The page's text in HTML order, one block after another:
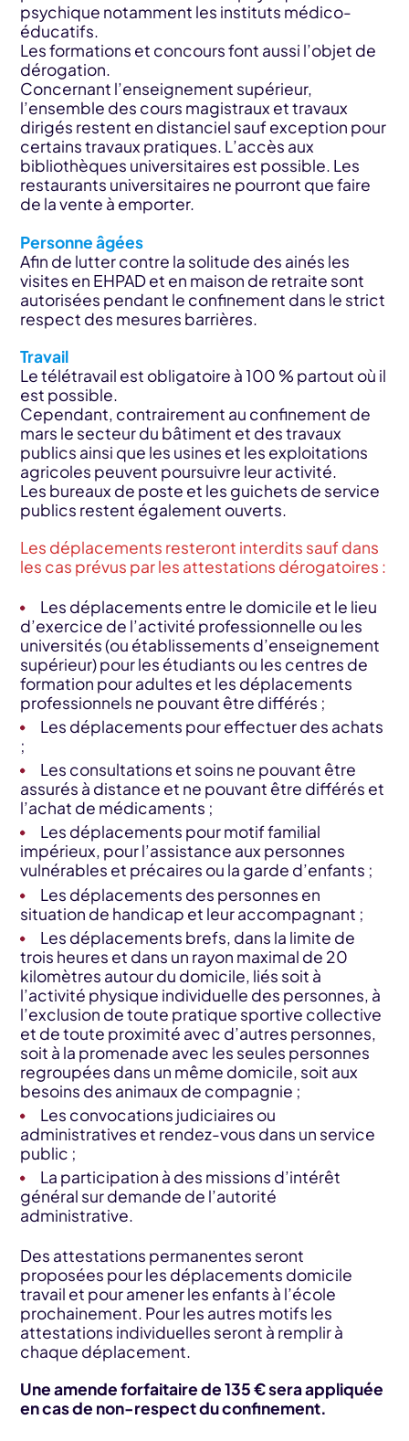
psychique notamment les instituts médico-
éducatifs.
Les formations et concours font aussi l’objet de
dérogation.
Concernant l’enseignement supérieur,
l’ensemble des cours magistraux et travaux
dirigés restent en distanciel sauf exception pour
certains travaux pratiques. L’accès aux
bibliothèques universitaires est possible. Les
restaurants universitaires ne pourront que faire
de la vente à emporter.
Personne âgées
Afin de lutter contre la solitude des ainés les
visites en EHPAD et en maison de retraite sont
autorisées pendant le confinement dans le strict
respect des mesures barrières.
Travail
Le télétravail est obligatoire à 100 % partout où il
est possible.
Cependant, contrairement au confinement de
mars le secteur du bâtiment et des travaux
publics ainsi que les usines et les exploitations
agricoles peuvent poursuivre leur activité.
Les bureaux de poste et les guichets de service
publics restent également ouverts.
Les déplacements resteront interdits sauf dans
les cas prévus par les attestations dérogatoires :
Les déplacements entre le domicile et le lieu
d’exercice de l’activité professionnelle ou les
universités (ou établissements d’enseignement
supérieur) pour les étudiants ou les centres de
formation pour adultes et les déplacements
professionnels ne pouvant être différés ;
Les déplacements pour effectuer des achats
;
Les consultations et soins ne pouvant être
assurés à distance et ne pouvant être différés et
l’achat de médicaments ;
Les déplacements pour motif familial
impérieux, pour l’assistance aux personnes
vulnérables et précaires ou la garde d’enfants ;
Les déplacements des personnes en
situation de handicap et leur accompagnant ;
Les déplacements brefs, dans la limite de
trois heures et dans un rayon maximal de 20
kilomètres autour du domicile, liés soit à
l’activité physique individuelle des personnes, à
l’exclusion de toute pratique sportive collective
et de toute proximité avec d’autres personnes,
soit à la promenade avec les seules personnes
regroupées dans un même domicile, soit aux
besoins des animaux de compagnie ;
Les convocations judiciaires ou
administratives et rendez-vous dans un service
public ;
La participation à des missions d’intérêt
général sur demande de l’autorité
administrative.
Des attestations permanentes seront
proposées pour les déplacements domicile
travail et pour amener les enfants à l’école
prochainement. Pour les autres motifs les
attestations individuelles seront à remplir à
chaque déplacement.
Une amende forfaitaire de 135 € sera appliquée
en cas de non-respect du confinement.